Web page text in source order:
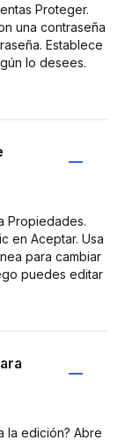
Proteger.
una contraseña
Establece
lo desees.
Propiedades.
en Aceptar. Usa
para cambiar
puedes editar
la edición? Abre